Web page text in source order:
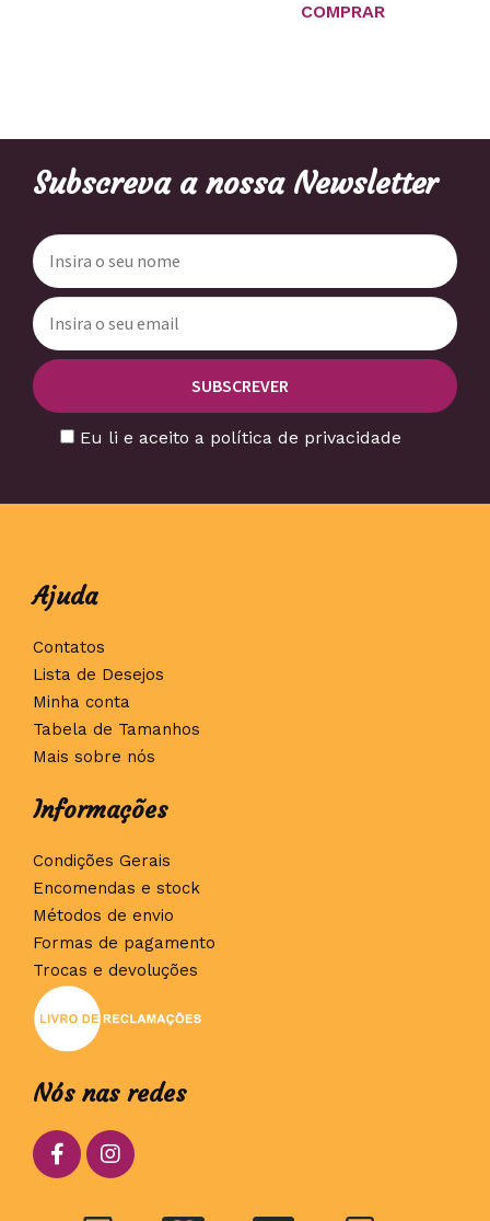
COMPRAR
Subscreva a nossa Newsletter
Eu li e aceito a política de privacidade
Ajuda
Contatos
Lista de Desejos
Minha conta
Tabela de Tamanhos
Mais sobre nós
Informações
Condições Gerais
Encomendas e stock
Métodos de envio
Formas de pagamento
Trocas e devoluções
Nós nas redes